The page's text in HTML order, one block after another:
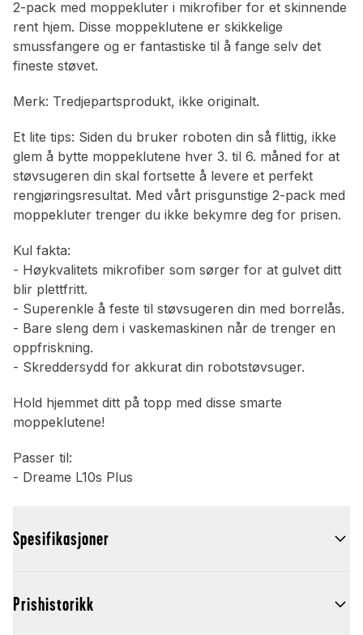
2-pack med moppekluter i mikrofiber for et skinnende
rent hjem. Disse moppeklutene er skikkelige
smussfangere og er fantastiske til å fange selv det
fineste støvet.
Merk: Tredjepartsprodukt, ikke originalt.
Et lite tips: Siden du bruker roboten din så flittig, ikke
glem å bytte moppeklutene hver 3. til 6. måned for at
støvsugeren din skal fortsette å levere et perfekt
rengjøringsresultat. Med vårt prisgunstige 2-pack med
moppekluter trenger du ikke bekymre deg for prisen.
Kul fakta:
- Høykvalitets mikrofiber som sørger for at gulvet ditt
blir plettfritt.
- Superenkle å feste til støvsugeren din med borrelås.
- Bare sleng dem i vaskemaskinen når de trenger en
oppfriskning.
- Skreddersydd for akkurat din robotstøvsuger.
Hold hjemmet ditt på topp med disse smarte
moppeklutene!
Passer til:
- Dreame L10s Plus
Spesifikasjoner
Prishistorikk